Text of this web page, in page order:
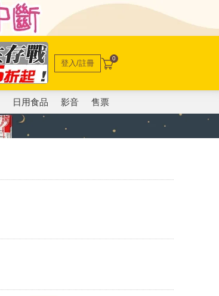
登入/註冊 0
日用食品 影音 售票